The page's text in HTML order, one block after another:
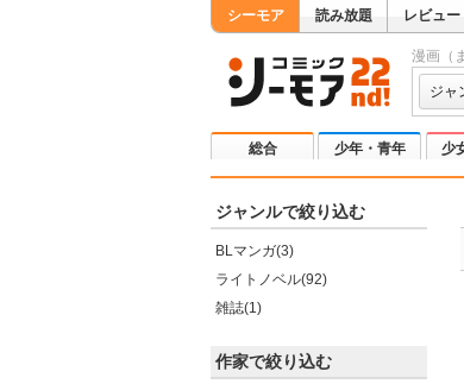
シーモア 読み放題 レビュー
漫画（
ジャ
総合 少年・青年 少
ジャンルで絞り込む
BLマンガ(3)
ライトノベル(92)
雑誌(1)
作家で絞り込む